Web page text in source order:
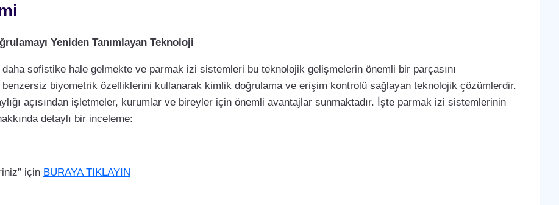
Yeniden Tanımlayan Teknoloji
sofistike hale gelmekte ve parmak izi sistemleri bu teknolojik gelişmelerin önemli bir parçasını
biyometrik özelliklerini kullanarak kimlik doğrulama ve erişim kontrolü sağlayan teknolojik çözümlerdir.
açısından işletmeler, kurumlar ve bireyler için önemli avantajlar sunmaktadır. İşte parmak izi sistemlerinin
detaylı bir inceleme:
için BURAYA TIKLAYIN